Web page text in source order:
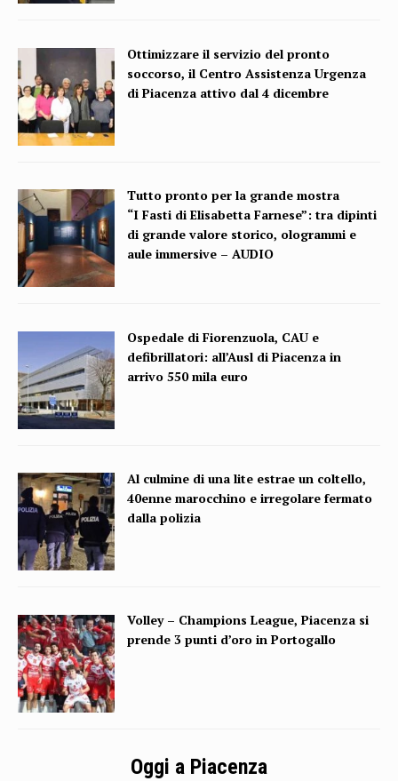
Ottimizzare il servizio del pronto
soccorso, il Centro Assistenza Urgenza
di Piacenza attivo dal 4 dicembre
Tutto pronto per la grande mostra
“I Fasti di Elisabetta Farnese”: tra dipinti
di grande valore storico, ologrammi e
aule immersive – AUDIO
Ospedale di Fiorenzuola, CAU e
defibrillatori: all’Ausl di Piacenza in
arrivo 550 mila euro
Al culmine di una lite estrae un coltello,
40enne marocchino e irregolare fermato
dalla polizia
Volley – Champions League, Piacenza si
prende 3 punti d’oro in Portogallo
Oggi a Piacenza